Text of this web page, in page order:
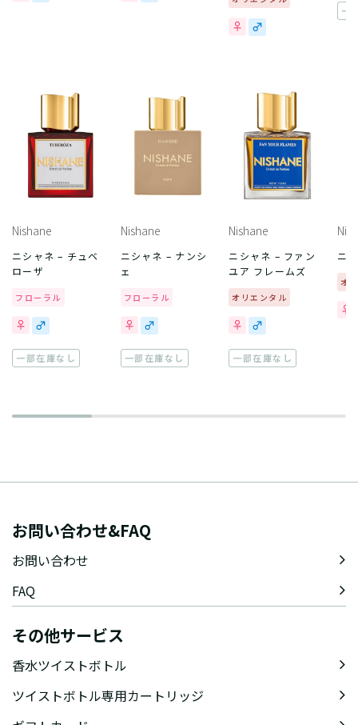
一
Nishane
ニシャネ – チュベ
ローザ
フローラル
一部在庫なし
Nishane
ニシャネ – ナンシ
ェ
フローラル
一部在庫なし
Nishane
ニシャネ – ファン
ユア フレームズ
オリエンタル
一部在庫なし
ニ
オ
お問い合わせ&FAQ
お問い合わせ
FAQ
その他サービス
香水ツイストボトル
ツイストボトル専用カートリッジ